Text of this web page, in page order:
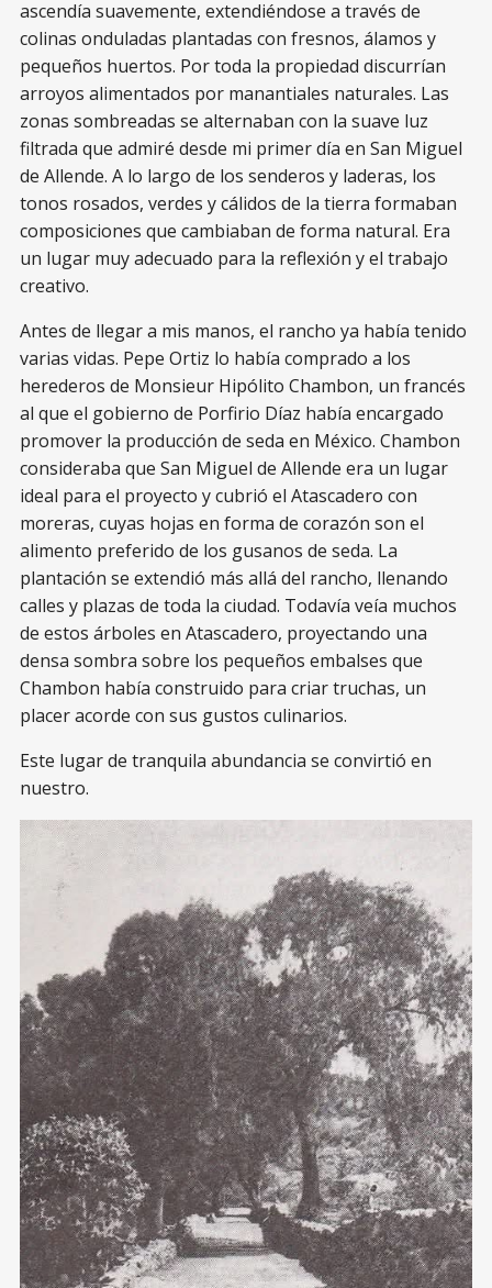
ascendía suavemente, extendiéndose a través de
colinas onduladas plantadas con fresnos, álamos y
pequeños huertos. Por toda la propiedad discurrían
arroyos alimentados por manantiales naturales. Las
zonas sombreadas se alternaban con la suave luz
filtrada que admiré desde mi primer día en San Miguel
de Allende. A lo largo de los senderos y laderas, los
tonos rosados, verdes y cálidos de la tierra formaban
composiciones que cambiaban de forma natural. Era
un lugar muy adecuado para la reflexión y el trabajo
creativo.
Antes de llegar a mis manos, el rancho ya había tenido
varias vidas. Pepe Ortiz lo había comprado a los
herederos de Monsieur Hipólito Chambon, un francés
al que el gobierno de Porfirio Díaz había encargado
promover la producción de seda en México. Chambon
consideraba que San Miguel de Allende era un lugar
ideal para el proyecto y cubrió el Atascadero con
moreras, cuyas hojas en forma de corazón son el
alimento preferido de los gusanos de seda. La
plantación se extendió más allá del rancho, llenando
calles y plazas de toda la ciudad. Todavía veía muchos
de estos árboles en Atascadero, proyectando una
densa sombra sobre los pequeños embalses que
Chambon había construido para criar truchas, un
placer acorde con sus gustos culinarios.
Este lugar de tranquila abundancia se convirtió en
nuestro.